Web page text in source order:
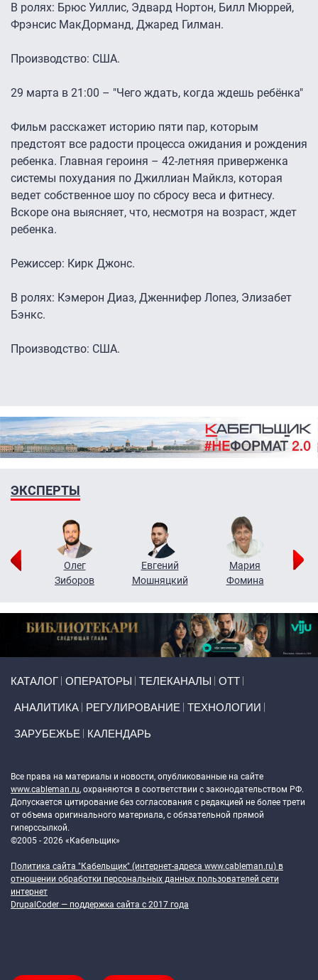
В ролях: Брюс Уиллис, Эдвард Нортон, Билл Мюррей,
Фрэнсис МакДорманд, Джаред Гилман.
Производство: США.
29 марта в 21:00 – "Чего ждать, когда ждешь ребёнка"
Фильм расскажет историю пяти пар, которым
предстоят все радости процесса ожидания и рождения
ребенка. Главная героиня – 42-летняя приверженка
системы похудания по Джиллиан Майклз, которая
ведет собственное шоу по сбросу веса и фитнесу.
Вскоре она выясняет, что, несмотря на возраст, ждет
ребенка.
Режиссер: Кирк Джонс.
В ролях: Кэмерон Диаз, Дженнифер Лопез, Элизабет
Бэнкс.
Производство: США.
ЭКСПЕРТЫ
Олег
Зиборов
Евгений
Мошняцкий
Мария
Фомина
КАТАЛОГ ОПЕРАТОРЫ ТЕЛЕКАНАЛЫ ОТТ
АНАЛИТИКА РЕГУЛИРОВАНИЕ ТЕХНОЛОГИИ
ЗАРУБЕЖЬЕ КАЛЕНДАРЬ
Все права на материалы и новости, опубликованные на сайте
www.cableman.ru, охраняются в соответствии с законодательством РФ.
Допускается цитирование без согласования с редакцией не более трети
от объема оригинального материала, с обязательной прямой
гиперссылкой.
©2005 - 2026 «Кабельщик»
Политика сайта "Кабельщик" (интернет-адреса www.cableman.ru) в
отношении обработки персональных данных пользователей сети
интернет
DrupalCoder — поддержка сайта c 2017 года